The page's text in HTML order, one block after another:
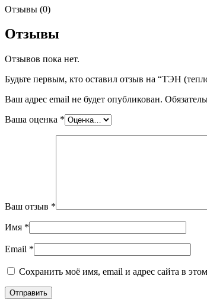
Отзывы (0)
Отзывы
Отзывов пока нет.
Будьте первым, кто оставил отзыв на “ТЭН
Ваш адрес email не будет опубликован.
Ваша оценка *
Ваш отзыв *
Имя *
Email *
Сохранить моё имя, email и адрес сайта в